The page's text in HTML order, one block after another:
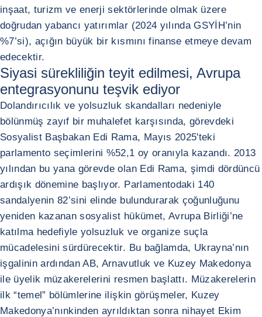
inşaat, turizm ve enerji sektörlerinde olmak üzere
doğrudan yabancı yatırımlar (2024 yılında GSYİH’nin
%7’si), açığın büyük bir kısmını finanse etmeye devam
edecektir.
Siyasi sürekliliğin teyit edilmesi, Avrupa
entegrasyonunu teşvik ediyor
Dolandırıcılık ve yolsuzluk skandalları nedeniyle
bölünmüş zayıf bir muhalefet karşısında, görevdeki
Sosyalist Başbakan Edi Rama, Mayıs 2025'teki
parlamento seçimlerini %52,1 oy oranıyla kazandı. 2013
yılından bu yana görevde olan Edi Rama, şimdi dördüncü
ardışık dönemine başlıyor. Parlamentodaki 140
sandalyenin 82’sini elinde bulundurarak çoğunluğunu
yeniden kazanan sosyalist hükümet, Avrupa Birliği’ne
katılma hedefiyle yolsuzluk ve organize suçla
mücadelesini sürdürecektir. Bu bağlamda, Ukrayna’nın
işgalinin ardından AB, Arnavutluk ve Kuzey Makedonya
ile üyelik müzakerelerini resmen başlattı. Müzakerelerin
ilk “temel” bölümlerine ilişkin görüşmeler, Kuzey
Makedonya’nınkinden ayrıldıktan sonra nihayet Ekim